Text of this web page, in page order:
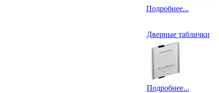
Подробнее...
Дверные таблички
Подробнее...